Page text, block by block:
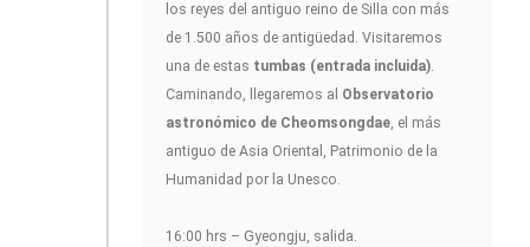
los reyes del antiguo reino de Silla con más
de 1.500 años de antigüedad. Visitaremos
una de estas tumbas (entrada incluida).
Caminando, llegaremos al Observatorio
astronómico de Cheomsongdae, el más
antiguo de Asia Oriental, Patrimonio de la
Humanidad por la Unesco.
16:00 hrs – Gyeongju, salida.